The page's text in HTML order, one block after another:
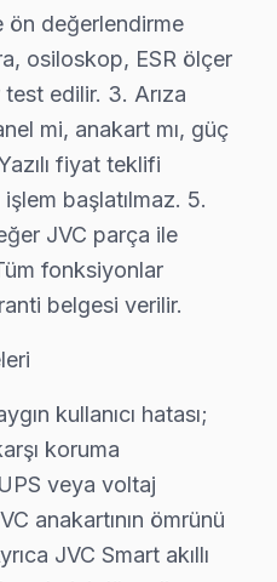
servisimizde
Nakit, kredi kartı,
paneli tamir fiyatı
Sonrası Destek
Belgesi - 1 Yıl Parça
tamirinde garanti
garantisi: JVC tamiri 6
değiştirdiğimiz
JVC tamiri sonrası
erişim: "bu marka TV'min
Öneriler
TV sahibi biriyseniz
aksında yaşıyorsanız:
ön değerlendirme
osiloskop, ESR ölçer
edilir. 3. Arıza
mi, anakart mı, güç
fiyat teklifi
başlatılmaz. 5.
JVC parça ile
fonksiyonlar
belgesi verilir.
kullanıcı hatası;
koruma
veya voltaj
anakartının ömrünü
JVC Smart akıllı